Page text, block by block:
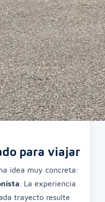
para viajar
idea muy concreta:
. La experiencia
trayecto resulte